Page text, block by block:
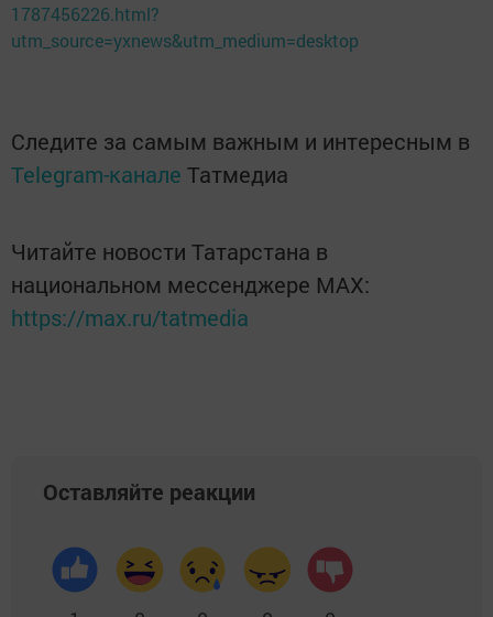
1787456226.html?
utm_source=yxnews&utm_medium=desktop
Следите за самым важным и интересным в
Telegram-канале Татмедиа
Читайте новости Татарстана в
национальном мессенджере MАХ:
https://max.ru/tatmedia
Оставляйте реакции